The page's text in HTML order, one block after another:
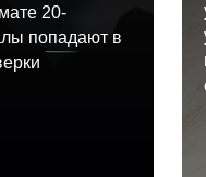
20-
попадают в